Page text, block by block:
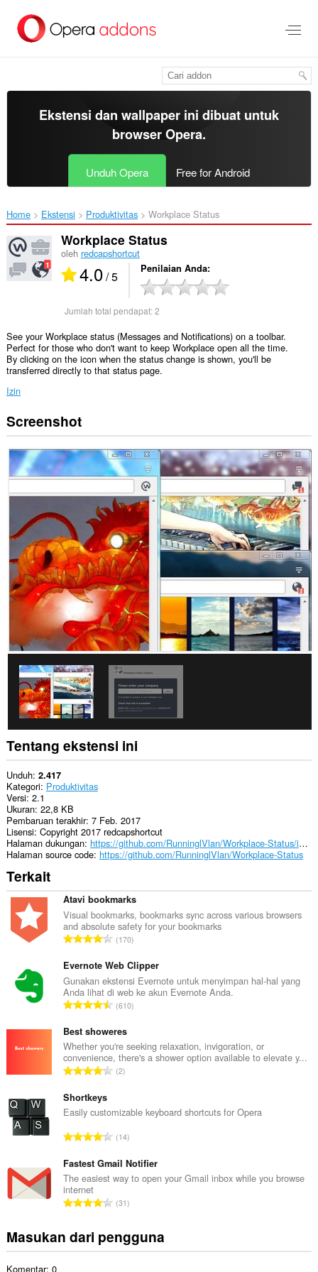
konten
Ekstensi dan wallpaper ini dibuat untuk
browser Opera.
Unduh Opera Free for Android
Home Ekstensi Produktivitas Workplace Status‎
Workplace Status
oleh redcapshortcut
4.0/ 5 Penilaian Anda
Jumlah total pendapat:2
See your Workplace status (Messages and Notifications) on a toolbar.
Perfect for those who don't want to keep Workplace open all the time.
By clicking on the icon when the status change is shown, you'll be
transferred directly to that status page.
Izin
Ekstensi
ini
mengakses
data
Anda
di
website.
Ekstensi
bisa
mengakses
tab
dan
aktivitas
Screenshot
Tentang ekstensi ini
Unduh 2.417
Kategori Produktivitas
Versi 2.1
Ukuran 22,8 KB
Pembaruan terakhir 7 Feb. 2017
Lisensi Copyright 2017 redcapshortcut
Halaman dukungan
https://github.com/RunninglVlan/Workplace-Status/issues
Halaman source code https://github.com/RunninglVlan/Workplace-Status
Terkait
Atavi bookmarks
Visual bookmarks, bookmarks sync across various browsers
and absolute safety for your bookmarks
J
m
l
a
h
o
t
a
e
d
p
a
:
170
Evernote Web Clipper
Gunakan ekstensi Evernote untuk menyimpan hal-hal yang
Anda lihat di web ke akun Evernote Anda.
J
m
l
a
h
t
a
p
e
d
p
a
610
Best showeres
Whether you're seeking relaxation, invigoration, or
convenience, there's a shower option available to elevate y...
J
l
h
o
t
a
e
n
2
Shortkeys
Easily customizable keyboard shortcuts for Opera
J
m
l
h
o
t
14
Fastest Gmail Notifier
The easiest way to open your Gmail inbox while you browse
internet
J
l
31
Masukan dari pengguna
Komentar: 0